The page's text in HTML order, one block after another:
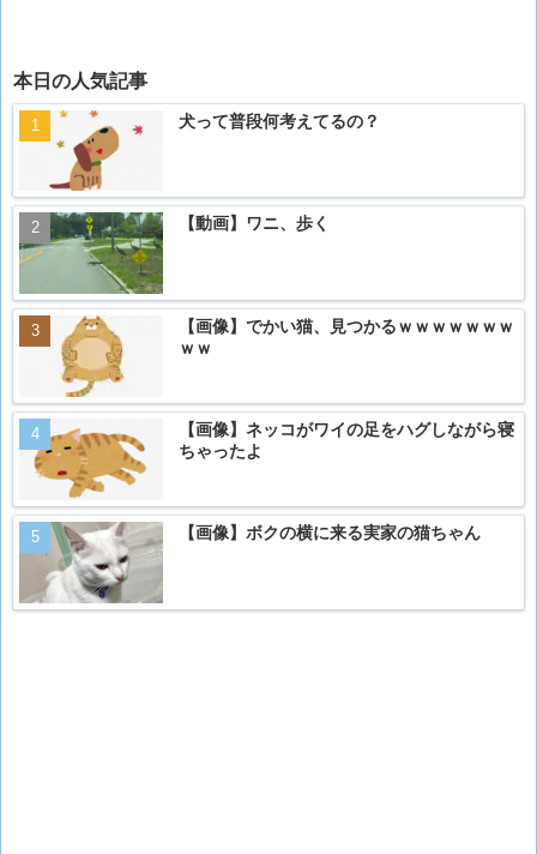
本日の人気記事
犬って普段何考えてるの？
【動画】ワニ、歩く
【画像】でかい猫、見つかるｗｗｗｗｗｗｗ
ｗｗ
【画像】ネッコがワイの足をハグしながら寝
ちゃったよ
【画像】ボクの横に来る実家の猫ちゃん